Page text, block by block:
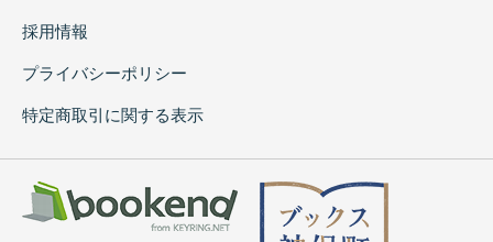
採用情報
プライバシーポリシー
特定商取引に関する表示